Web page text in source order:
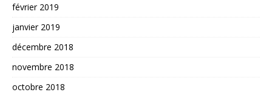
février 2019
janvier 2019
décembre 2018
novembre 2018
octobre 2018